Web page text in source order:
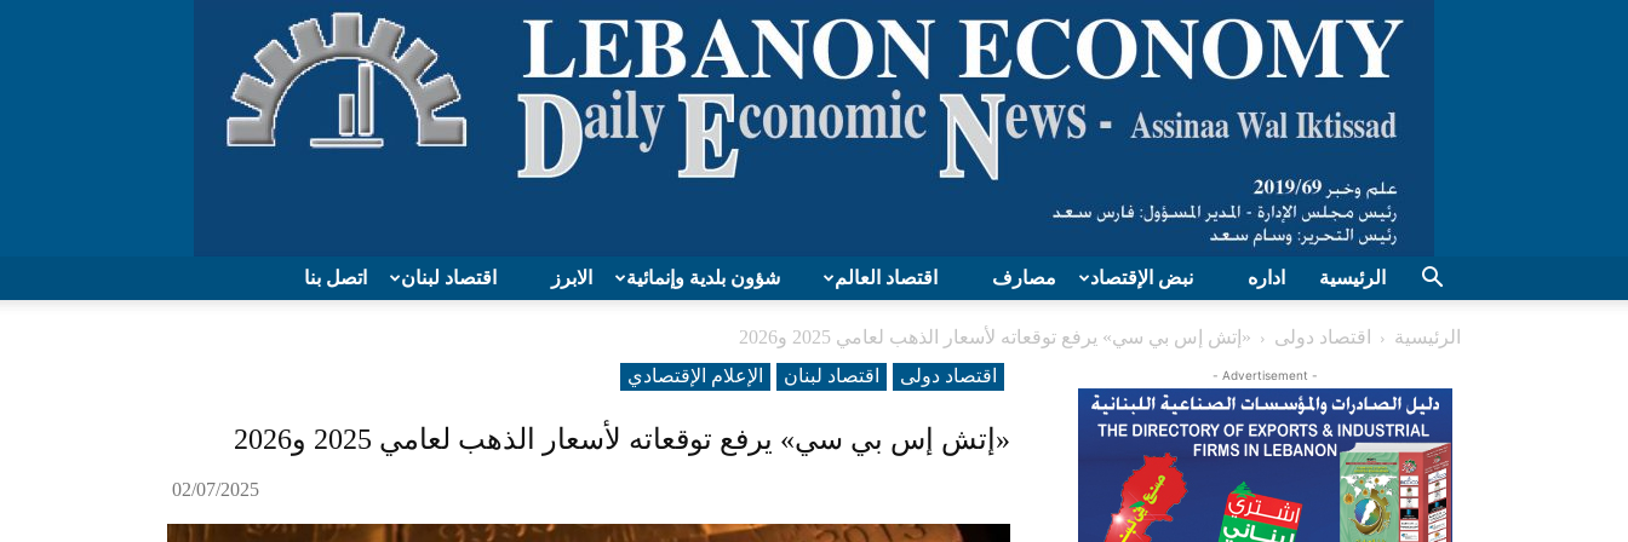
Lebanon
اتصل بنا اقتصاد لبنان الابرز شؤون بلدية وإنمائية اقتصاد العالم مصارف نبض الإقتصاد اداره الرئيسية
الرئيسية اقتصاد دولی
«إتش إس بي سي» يرفع توقعاته لأسعار الذهب لعامي 2025 و2026
اقتصاد دولی
اقتصاد لبنان الإعلام الإقتصادي
«إتش إس بي سي» يرفع توقعاته لأسعار الذهب لعامي 2025 و2026
02/07/2025
- Advertisement -